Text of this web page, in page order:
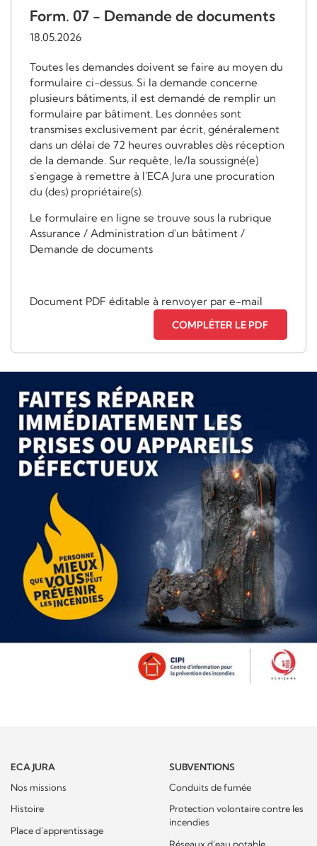
Form. 07 - Demande de documents
18.05.2026
Toutes les demandes doivent se faire au moyen du
formulaire ci-dessus. Si la demande concerne
plusieurs bâtiments, il est demandé de remplir un
formulaire par bâtiment. Les données sont
transmises exclusivement par écrit, généralement
dans un délai de 72 heures ouvrables dès réception
de la demande. Sur requête, le/la soussigné(e)
s'engage à remettre à l'ECA Jura une procuration
du (des) propriétaire(s).
Le formulaire en ligne se trouve sous la rubrique
Assurance / Administration d'un bâtiment /
Demande de documents
Document PDF éditable à renvoyer par e-mail
COMPLÉTER LE PDF
ECA JURA
Nos missions
Histoire
Place d'apprentissage
SUBVENTIONS
Conduits de fumée
Protection volontaire contre les
incendies